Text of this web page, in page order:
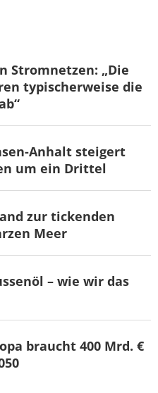
Stromnetzen: „Die
typischerweise die
Anhalt steigert
um ein Drittel
zur tickenden
Meer
– wie wir das
braucht 400 Mrd. €